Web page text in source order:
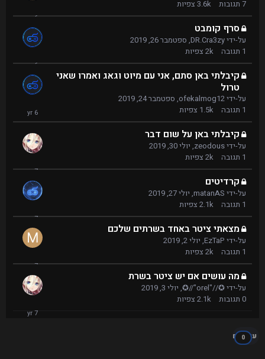
7 תגובות 3.6k צפיות
סרף קומבט
על-ידיDR.Cra3zy
, ספטמבר 26, 2019
1 תגובה 2k צפיות
קיבלתי באן סתם, אני עם מיוט וגאג ואמרו שאני
טרול
על-ידיofekalmog12
, ספטמבר 24, 2019
1 תגובה 1.5k צפיות
קיבלתי באן על שום דבר
על-ידיzeodous
, יולי 30, 2019
1 תגובה 2k צפיות
קרדיטים
על-ידי matanAS
, יולי 27, 2019
1 תגובה 2.1k צפיות
מצאתי ציטר באחד בשרתים שלכם
על-ידי EzTaP
, יולי 2, 2019
1 תגובה 2k צפיות
מה עושים אם יש ציטר בשרת
על-ידי✪//"orel"//✪
, יולי 3, 2019
0 תגובות 2.1k צפיות
עוקבים
0